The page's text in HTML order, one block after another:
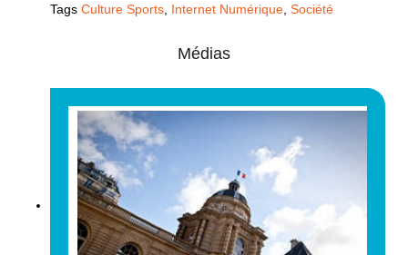
Tags Culture Sports Internet Numérique Société
Médias